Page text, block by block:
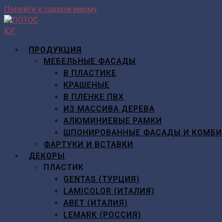
Перейти к содержимому
ПРОДУКЦИЯ
МЕБЕЛЬНЫЕ ФАСАДЫ
В ПЛАСТИКЕ
КРАШЕНЫЕ
В ПЛЕНКЕ ПВХ
ИЗ МАССИВА ДЕРЕВА
АЛЮМИНИЕВЫЕ РАМКИ
ШПОНИРОВАННЫЕ ФАСАДЫ И
ФАРТУКИ И ВСТАВКИ
ДЕКОРЫ
ПЛАСТИК
GENTAS (ТУРЦИЯ)
LAMICOLOR (ИТАЛИЯ)
ABET (ИТАЛИЯ)
LEMARK (РОССИЯ)